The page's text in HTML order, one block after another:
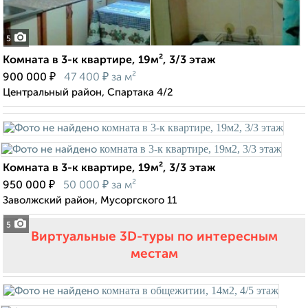
5
Комната в 3-к квартире, 19м², 3/3 этаж
900 000 ₽ 47 400 ₽ за м²
Центральный район, Спартака 4/2
5
Комната в 3-к квартире, 19м², 3/3 этаж
950 000 ₽ 50 000 ₽ за м²
Заволжский район, Мусоргского 11
Виртуальные 3D-туры по интересным
местам